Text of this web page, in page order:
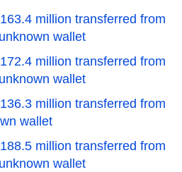
million transferred from
wallet
million transferred from
wallet
million transferred from
wallet
million transferred from
wallet